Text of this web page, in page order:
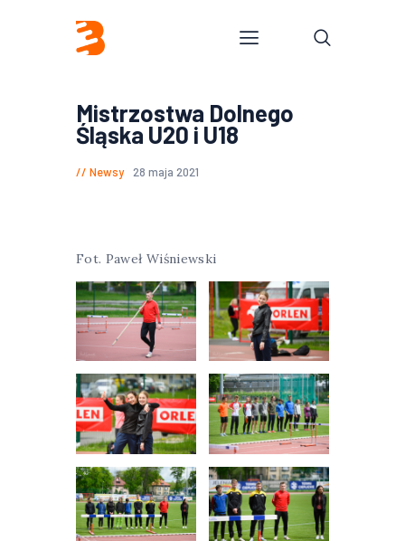
Mistrzostwa Dolnego
Śląska U20 i U18
Newsy 28 maja 2021
Fot. Paweł Wiśniewski